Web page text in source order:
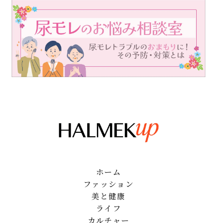
ホーム
ファッション
美と健康
ライフ
カルチャー